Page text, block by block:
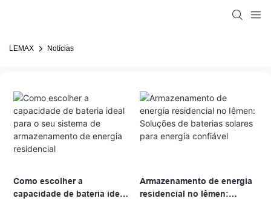
LEMAX Notícias
Como escolher a
capacidade de bateria ideal
Armazenamento de energia
residencial no Iêmen: